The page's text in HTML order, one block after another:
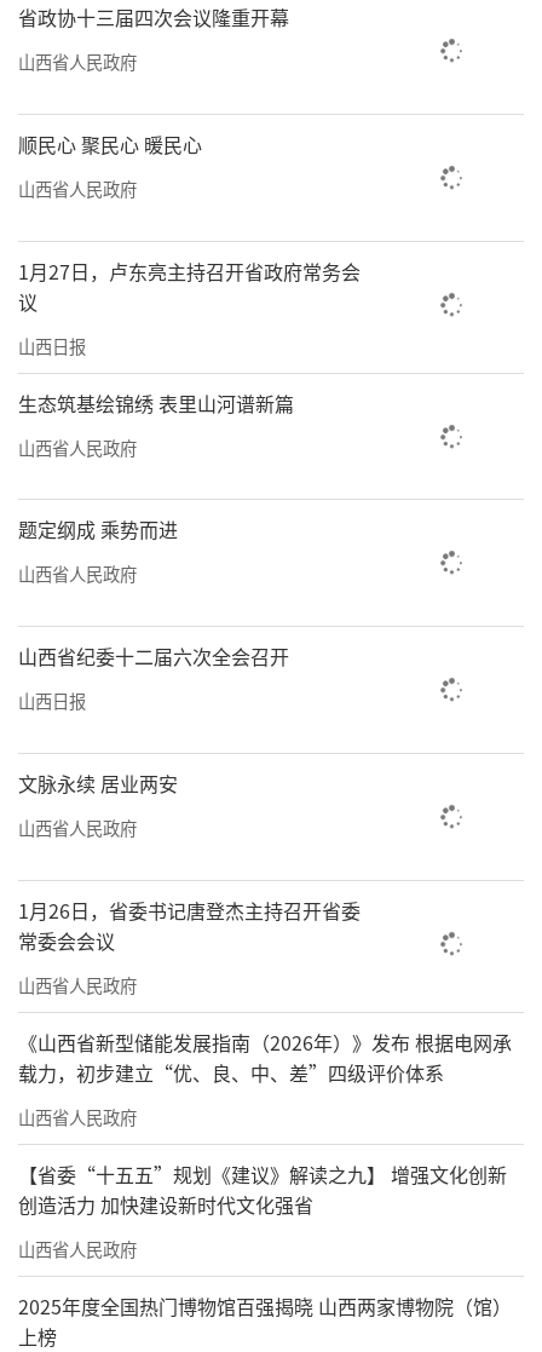
省政协十三届四次会议隆重开幕
山西省人民政府
顺民心 聚民心 暖民心
山西省人民政府
1月27日，卢东亮主持召开省政府常务会
议
山西日报
生态筑基绘锦绣 表里山河谱新篇
山西省人民政府
题定纲成 乘势而进
山西省人民政府
山西省纪委十二届六次全会召开
山西日报
文脉永续 居业两安
山西省人民政府
1月26日，省委书记唐登杰主持召开省委
常委会会议
山西省人民政府
《山西省新型储能发展指南（2026年）》发布 根据电网承
载力，初步建立“优、良、中、差”四级评价体系
山西省人民政府
【省委“十五五”规划《建议》解读之九】 增强文化创新
创造活力 加快建设新时代文化强省
山西省人民政府
2025年度全国热门博物馆百强揭晓 山西两家博物院（馆）
上榜